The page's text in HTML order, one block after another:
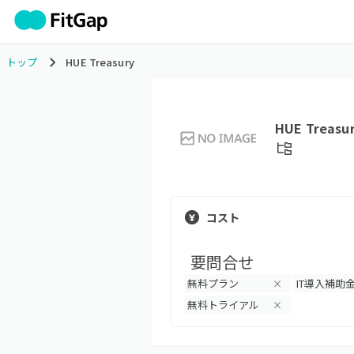
トップ HUE Treasury
HUE
コスト
要問合せ
無料プラン × IT導入補助
無料トライアル ×